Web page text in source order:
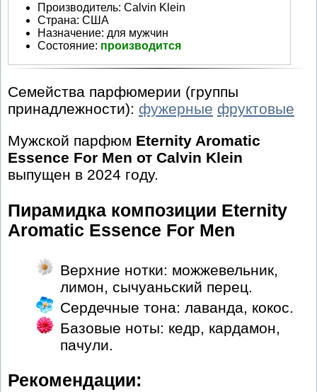
Производитель: Calvin Klein
Страна: США
Назначение: для мужчин
Состояние: производится
Семейства парфюмерии (группы
принадлежности): фужерные фруктовые
Мужской парфюм Eternity Aromatic
Essence For Men от Calvin Klein
выпущен в 2024 году.
Пирамидка композиции Eternity
Aromatic Essence For Men
Верхние нотки: можжевельник,
лимон, сычуаньский перец.
Сердечные тона: лаванда, кокос.
Базовые ноты: кедр, кардамон,
пачули.
Рекомендации: